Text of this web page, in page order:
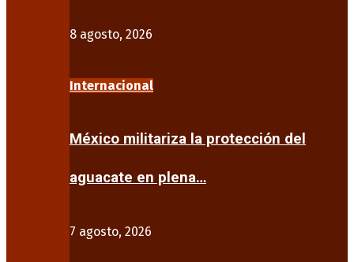
8 agosto, 2026
Internacional
México militariza la protección del
aguacate en plena…
7 agosto, 2026